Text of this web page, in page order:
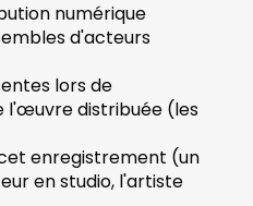
numérique
d'acteurs
lors de
l'œuvre distribuée (les
enregistrement (un
en studio, l'artiste